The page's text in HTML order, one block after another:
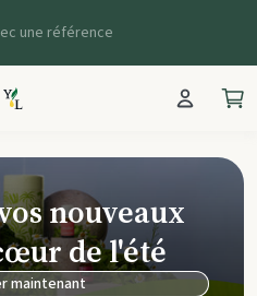
une référence
nouveaux
de l'été
maintenant